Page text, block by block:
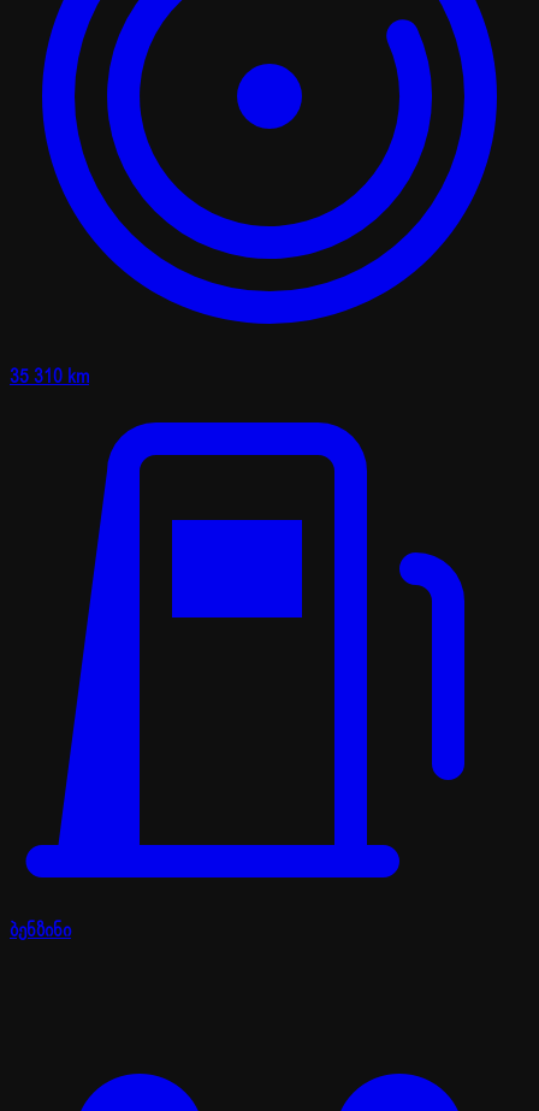
35 310 km
ბენზინი